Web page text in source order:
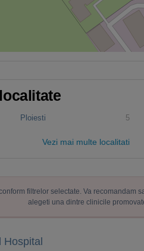
Ploiesti 5
Vezi mai multe localitati
filtrelor selectate. Va recomandam
alegeti una dintre clinicile
Hospital